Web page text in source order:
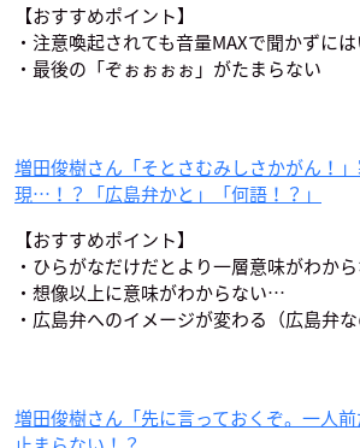
ミア（第5期）
切島鋭児郎
【おすすめポイント】
・注意喚起されても音量MAXで聞かずに
・最後の「ぞぉぉぉぉ」がたまらない
増田俊樹さん「そとさむみしさかがん！
現…！？「広島弁かと」「何語！？」
【おすすめポイント】
・ひらがなだけだとより一層意味がわか
・想像以上に意味がわからない…
・広島弁へのイメージが変わる（広島弁な
増田俊樹さん「先に言っておくぞ。一人